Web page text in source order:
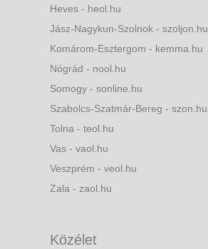
Heves - heol.hu
Jász-Nagykun-Szolnok - szoljon.hu
Komárom-Esztergom - kemma.hu
Nógrád - nool.hu
Somogy - sonline.hu
Szabolcs-Szatmár-Bereg - szon.hu
Tolna - teol.hu
Vas - vaol.hu
Veszprém - veol.hu
Zala - zaol.hu
Közélet